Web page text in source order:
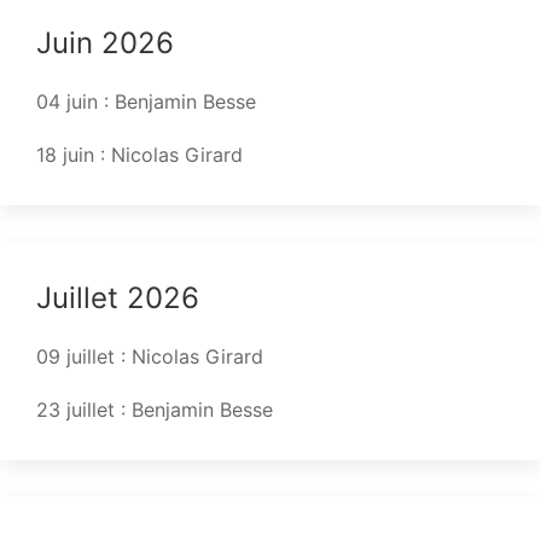
Juin 2026
04 juin : Benjamin Besse
18 juin : Nicolas Girard
Juillet 2026
09 juillet : Nicolas Girard
23 juillet : Benjamin Besse